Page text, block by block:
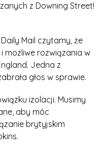
z Downing Street!
Mail czytamy, że
możliwe rozwiązania w
Jedna z
głos w sprawie.
izolacji. Musimy
aby móc
brytyjskim